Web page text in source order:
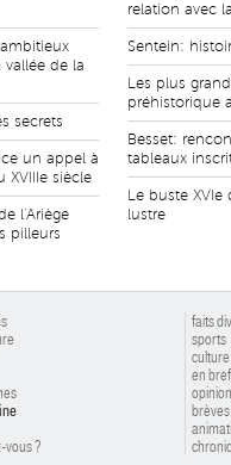
de la
secrets
un appel à
siècle
l'Ariège
pilleurs
relation avec
Sentein:
Les plus
préhistorique
Besset:
tableaux
Le buste
lustre
vous ?
faits
sports
culture
en bref
brèves